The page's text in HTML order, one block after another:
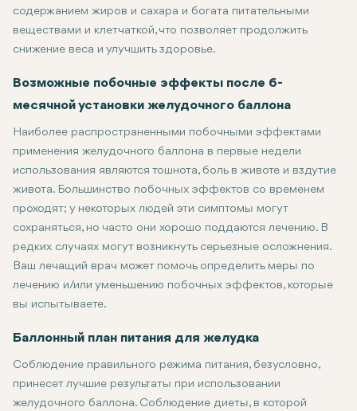
содержанием жиров и сахара и богата питательными
веществами и клетчаткой, что позволяет продолжить
снижение веса и улучшить здоровье.
Возможные побочные эффекты после 6-
месячной установки желудочного баллона
Наиболее распространенными побочными эффектами
применения желудочного баллона в первые недели
использования являются тошнота, боль в животе и вздутие
живота. Большинство побочных эффектов со временем
проходят; у некоторых людей эти симптомы могут
сохраняться, но часто они хорошо поддаются лечению. В
редких случаях могут возникнуть серьезные осложнения.
Ваш лечащий врач может помочь определить меры по
лечению и/или уменьшению побочных эффектов, которые
вы испытываете.
Баллонный план питания для желудка
Соблюдение правильного режима питания, безусловно,
принесет лучшие результаты при использовании
желудочного баллона. Соблюдение диеты, в которой